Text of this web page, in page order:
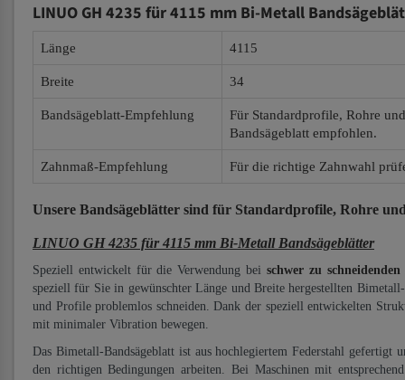
LINUO GH 4235 für 4115 mm Bi-Metall
Länge 4115
Breite 34
Bandsägeblatt-Empfehlung
Für Standardprofile, Rohre
Bandsägeblatt empfohlen.
Zahnmaß-Empfehlung Für die richtige Zahnwahl
Unsere Bandsägeblätter sind für Standardprofile, Rohre
LINUO GH 4235 für 4115 mm Bi-Metall Bandsägeblätter
Speziell entwickelt für die Verwendung bei schwer zu
speziell für Sie in gewünschter Länge und Breite hergestellten
und Profile problemlos schneiden. Dank der speziell entwickelten
mit minimaler Vibration bewegen.
Das Bimetall-Bandsägeblatt ist aus hochlegiertem Federstahl
den richtigen Bedingungen arbeiten. Bei Maschinen mit